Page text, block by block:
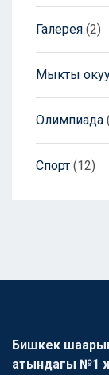
Галерея (2)
Мыкты
Олимпиада
Спорт (12)
Бишкек
атындагы №1